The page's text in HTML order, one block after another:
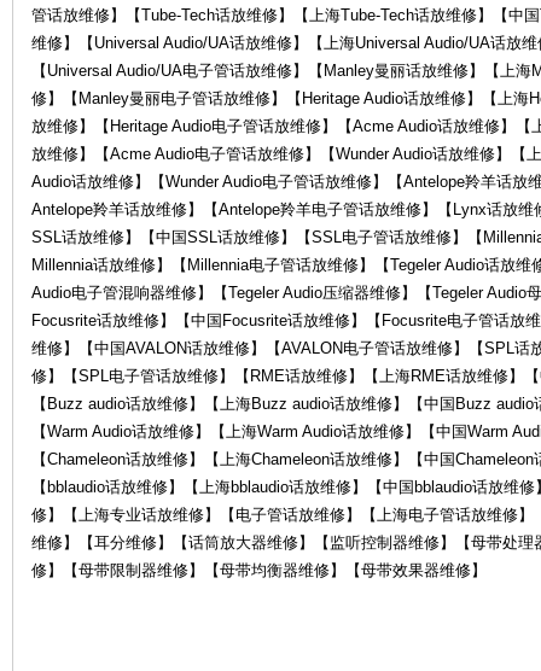
管话放维修】【Tube-Tech话放维修】【上海Tube-Tech话放维修】【中
维修】【Universal Audio/UA话放维修】【上海Universal Audio/UA话放
【Universal Audio/UA电子管话放维修】【Manley曼丽话放维修】【上
修】【Manley曼丽电子管话放维修】【Heritage Audio话放维修】【上海
放维修】【Heritage Audio电子管话放维修】【Acme Audio话放维修】
放维修】【Acme Audio电子管话放维修】【Wunder Audio话放维修】【
Audio话放维修】【Wunder Audio电子管话放维修】【Antelope羚羊话放
Antelope羚羊话放维修】【Antelope羚羊电子管话放维修】【Lynx话放
SSL话放维修】【中国SSL话放维修】【SSL电子管话放维修】【
Millennia话放维修】【Millennia电子管话放维修】【Tegeler Audio话放
Audio电子管混响器维修】【Tegeler Audio压缩器维修】【Tegeler Audio
Focusrite话放维修】【中国Focusrite话放维修】【Focusrite电子管话放
维修】【中国AVALON话放维修】【AVALON电子管话放维修】【SPL
修】【SPL电子管话放维修】【RME话放维修】【上海RME话放维修】
【Buzz audio话放维修】【上海Buzz audio话放维修】【中国Buzz
【Warm Audio话放维修】【上海Warm Audio话放维修】【中国Warm
【Chameleon话放维修】【上海Chameleon话放维修】【中国
【bblaudio话放维修】【上海bblaudio话放维修】【中国bblaudio话放维
修】【上海专业话放维修】【电子管话放维修】【上海电子管话放维修
维修】【耳分维修】【话筒放大器维修】【监听控制器维修】【母带处
修】【母带限制器维修】【母带均衡器维修】【母带效果器维修】